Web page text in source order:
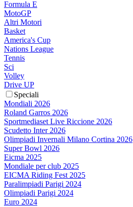
Formula E
MotoGP
Altri Motori
Basket
America's Cup
Nations League
Tennis
Sci
Volley
Drive UP
Speciali
Mondiali 2026
Roland Garros 2026
Sportmediaset Live Riccione 2026
Scudetto Inter 2026
Olimpiadi Invernali Milano Cortina 2026
Super Bowl 2026
Eicma 2025
Mondiale per club 2025
EICMA Riding Fest 2025
Paralimpiadi Parigi 2024
Olimpiadi Parigi 2024
Euro 2024